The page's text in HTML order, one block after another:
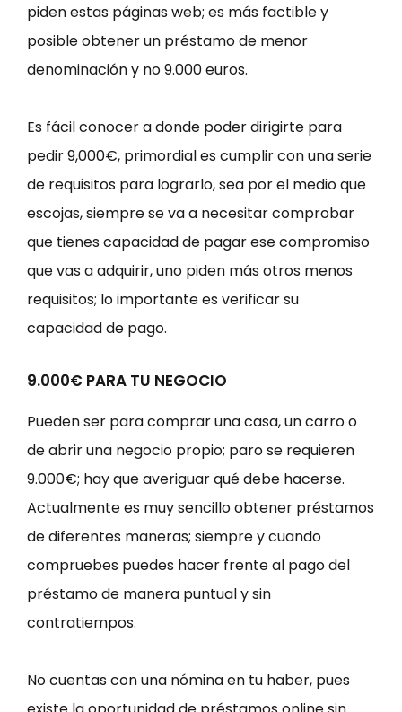
piden estas páginas web; es más factible y
posible obtener un préstamo de menor
denominación y no 9.000 euros.
Es fácil conocer a donde poder dirigirte para
pedir 9,000€, primordial es cumplir con una serie
de requisitos para lograrlo, sea por el medio que
escojas, siempre se va a necesitar comprobar
que tienes capacidad de pagar ese compromiso
que vas a adquirir, uno piden más otros menos
requisitos; lo importante es verificar su
capacidad de pago.
9.000€ PARA TU NEGOCIO
Pueden ser para comprar una casa, un carro o
de abrir una negocio propio; paro se requieren
9.000€; hay que averiguar qué debe hacerse.
Actualmente es muy sencillo obtener préstamos
de diferentes maneras; siempre y cuando
compruebes puedes hacer frente al pago del
préstamo de manera puntual y sin
contratiempos.
No cuentas con una nómina en tu haber, pues